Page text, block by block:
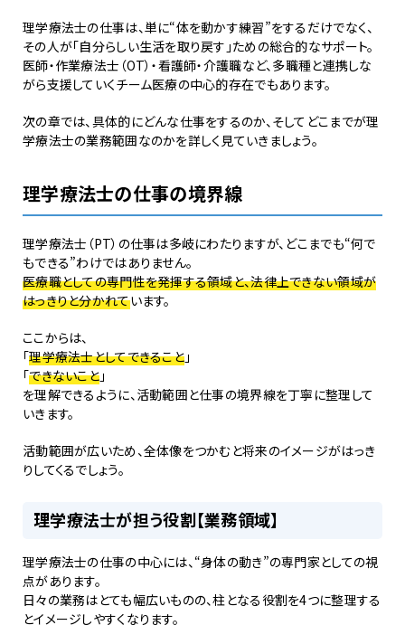
理学療法士の仕事は、単に“体を動かす練習”をするだけでなく、
その人が「自分らしい生活を取り戻す」ための総合的なサポート。
医師・作業療法士（OT）・看護師・介護職など、多職種と連携しな
がら支援していくチーム医療の中心的存在でもあります。
次の章では、具体的にどんな仕事をするのか、そしてどこまでが理
学療法士の業務範囲なのかを詳しく見ていきましょう。
理学療法士の仕事の境界線
理学療法士（PT）の仕事は多岐にわたりますが、どこまでも“何で
もできる”わけではありません。
医療職としての専門性を発揮する領域と、法律上できない領域が
はっきりと分かれています。
ここからは、
「理学療法士としてできること」
「できないこと」
を理解できるように、活動範囲と仕事の境界線を丁寧に整理して
いきます。
活動範囲が広いため、全体像をつかむと将来のイメージがはっき
りしてくるでしょう。
理学療法士が担う役割【業務領域】
理学療法士の仕事の中心には、“身体の動き”の専門家としての視
点があります。
日々の業務はとても幅広いものの、柱となる役割を4つに整理する
とイメージしやすくなります。